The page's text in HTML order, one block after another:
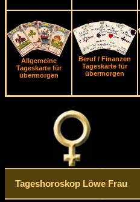
Allgemeine
Tageskarte für
übermorgen
Beruf / Finanzen
Tageskarte für
übermorgen
Tageshoroskop Löwe Frau